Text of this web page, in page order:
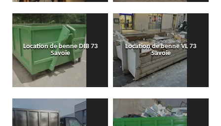
Location de benne DIB 73
Savoie
Location de benne VL 73
Savoie